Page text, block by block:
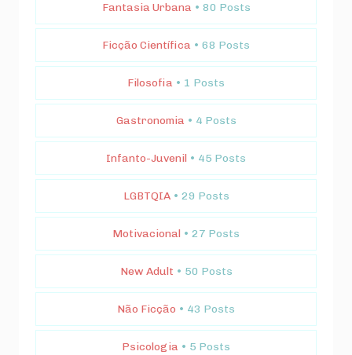
Fantasia Urbana • 80 Posts
Ficção Científica • 68 Posts
Filosofia • 1 Posts
Gastronomia • 4 Posts
Infanto-Juvenil • 45 Posts
LGBTQIA • 29 Posts
Motivacional • 27 Posts
New Adult • 50 Posts
Não Ficção • 43 Posts
Psicologia • 5 Posts